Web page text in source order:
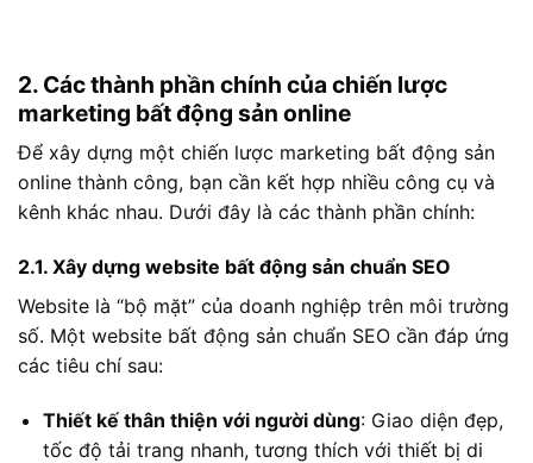
2. Các thành phần chính của chiến lược
marketing bất động sản online
Để xây dựng một chiến lược marketing bất động sản
online thành công, bạn cần kết hợp nhiều công cụ và
kênh khác nhau. Dưới đây là các thành phần chính:
2.1. Xây dựng website bất động sản chuẩn SEO
Website là “bộ mặt” của doanh nghiệp trên môi trường
số. Một website bất động sản chuẩn SEO cần đáp ứng
các tiêu chí sau:
Thiết kế thân thiện với người dùng: Giao diện đẹp,
tốc độ tải trang nhanh, tương thích với thiết bị di